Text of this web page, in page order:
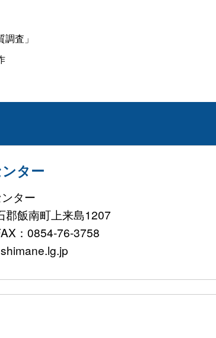
査」
ター
ター
飯南町上来島1207
：0854-76-3758